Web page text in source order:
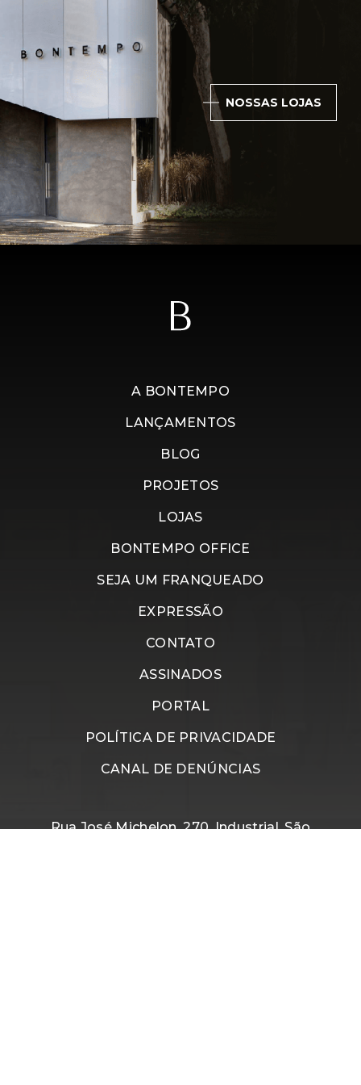
NOSSAS LOJAS
A BONTEMPO
LANÇAMENTOS
BLOG
PROJETOS
LOJAS
BONTEMPO OFFICE
SEJA UM FRANQUEADO
EXPRESSÃO
CONTATO
ASSINADOS
PORTAL
POLÍTICA DE PRIVACIDADE
CANAL DE DENÚNCIAS
Rua José Michelon, 270, Industrial, São